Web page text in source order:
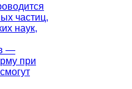
частиц,
наук,
—
при